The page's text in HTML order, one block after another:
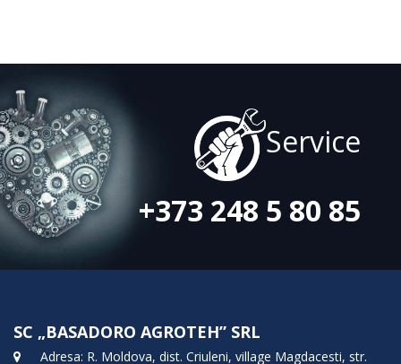
Service
+373 248 5 80 85
SC „BASADORO AGROTEH” SRL
Adresa: R. Moldova, dist. Criuleni, village Magdacesti, str.